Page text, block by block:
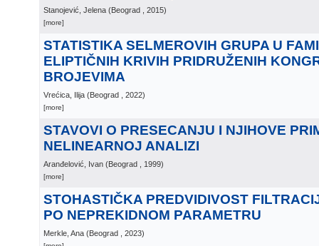
Stanojević, Jelena (Beograd , 2015)
[more]
STATISTIKA SELMEROVIH GRUPA U
ELIPTIČNIH KRIVIH PRIDRUŽENIH
BROJEVIMA
Vrećica, Ilija (Beograd , 2022)
[more]
STAVOVI O PRESECANJU I NJIHOVE
NELINEARNOJ ANALIZI
Aranđelović, Ivan (Beograd , 1999)
[more]
STOHASTIČKA PREDVIDIVOST
PO NEPREKIDNOM PARAMETRU
Merkle, Ana (Beograd , 2023)